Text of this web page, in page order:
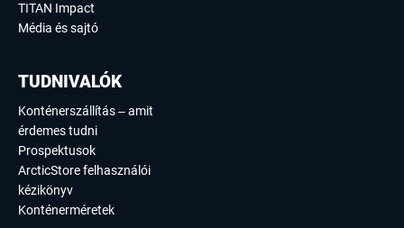
TITAN Impact
Média és sajtó
TUDNIVALÓK
Konténerszállítás – amit
érdemes tudni
Prospektusok
ArcticStore felhasználói
kézikönyv
Konténerméretek